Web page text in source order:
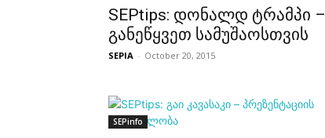
SEPtips: დონალდ ტრამპი –
განეწყვეთ სამუშაოსთვის
SEPIA - October 20, 2015
SEPinfo